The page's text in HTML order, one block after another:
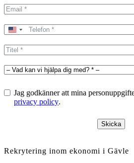
United
+1
Jag godkänner att mina
privacy policy.
Skicka
Rekrytering inom ekonomi i Gävle